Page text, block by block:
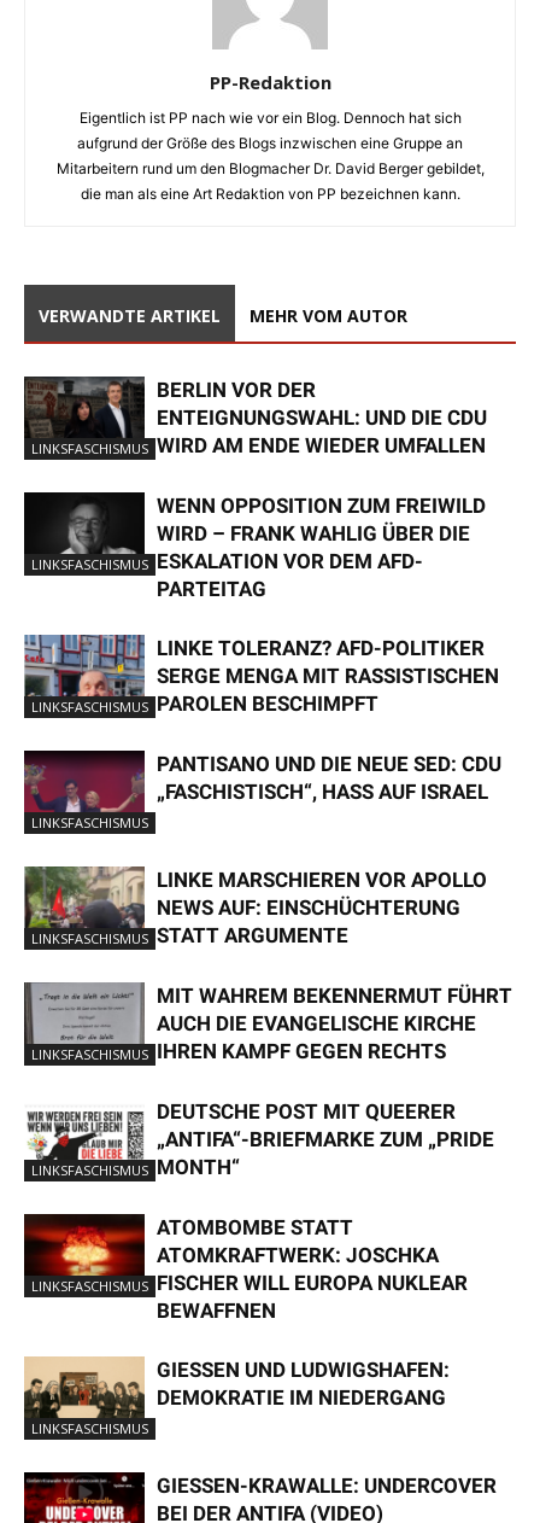
PP-Redaktion
Eigentlich ist PP nach wie vor ein Blog. Dennoch hat sich
aufgrund der Größe des Blogs inzwischen eine Gruppe an
Mitarbeitern rund um den Blogmacher Dr. David Berger gebildet,
die man als eine Art Redaktion von PP bezeichnen kann.
VERWANDTE ARTIKEL MEHR VOM AUTOR
LINKSFASCHISMUS
BERLIN VOR DER
ENTEIGNUNGSWAHL: UND DIE CDU
WIRD AM ENDE WIEDER UMFALLEN
LINKSFASCHISMUS
WENN OPPOSITION ZUM FREIWILD
WIRD – FRANK WAHLIG ÜBER DIE
ESKALATION VOR DEM AFD-
PARTEITAG
LINKSFASCHISMUS
LINKE TOLERANZ? AFD-POLITIKER
SERGE MENGA MIT RASSISTISCHEN
PAROLEN BESCHIMPFT
LINKSFASCHISMUS
PANTISANO UND DIE NEUE SED: CDU
„FASCHISTISCH“, HASS AUF ISRAEL
LINKSFASCHISMUS
LINKE MARSCHIEREN VOR APOLLO
NEWS AUF: EINSCHÜCHTERUNG
STATT ARGUMENTE
LINKSFASCHISMUS
MIT WAHREM BEKENNERMUT FÜHRT
AUCH DIE EVANGELISCHE KIRCHE
IHREN KAMPF GEGEN RECHTS
LINKSFASCHISMUS
DEUTSCHE POST MIT QUEERER
„ANTIFA“-BRIEFMARKE ZUM „PRIDE
MONTH“
LINKSFASCHISMUS
ATOMBOMBE STATT
ATOMKRAFTWERK: JOSCHKA
FISCHER WILL EUROPA NUKLEAR
BEWAFFNEN
LINKSFASCHISMUS
GIESSEN UND LUDWIGSHAFEN: D
EMOKRATIE IM NIEDERGANG
GIESSEN-KRAWALLE: UNDERCOVER B
EI DER ANTIFA (VIDEO)